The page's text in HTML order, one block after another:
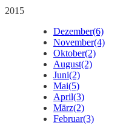
2015
Dezember(6)
November(4)
Oktober(2)
August(2)
Juni(2)
Mai(5)
April(3)
März(2)
Februar(3)